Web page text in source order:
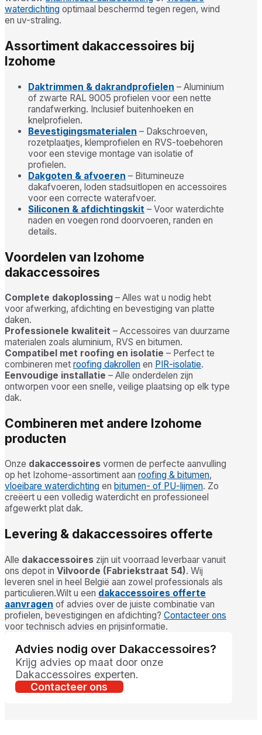
waterdichting optimaal beschermd tegen regen, wind
en uv-straling.
Assortiment dakaccessoires bij
Izohome
Daktrimmen & dakrandprofielen – Aluminium
of zwarte RAL 9005 profielen voor een nette
randafwerking. Inclusief buitenhoeken en
knelprofielen.
Bevestigingsmaterialen – Dakschroeven,
rozetplaatjes, klemprofielen en RVS-toebehoren
voor een stevige montage van isolatie of
profielen.
Dakgoten & afvoeren – Bitumineuze
dakafvoeren, loden stadsuitlopen en accessoires
voor een correcte waterafvoer.
Siliconen & afdichtingskit – Voor waterdichte
naden en voegen rond doorvoeren, randen en
details.
Voordelen van Izohome
dakaccessoires
Complete dakoplossing – Alles wat u nodig hebt
voor afwerking, afdichting en bevestiging van platte
daken.
Professionele kwaliteit – Accessoires van duurzame
materialen zoals aluminium, RVS en bitumen.
Compatibel met roofing en isolatie – Perfect te
combineren met roofing dakrollen en PIR-isolatie.
Eenvoudige installatie – Alle onderdelen zijn
ontworpen voor een snelle, veilige plaatsing op elk type
dak.
Combineren met andere Izohome
producten
Onze dakaccessoires vormen de perfecte aanvulling
op het Izohome-assortiment aan roofing & bitumen,
vloeibare waterdichting en bitumen- of PU-lijmen. Zo
creëert u een volledig waterdicht en professioneel
afgewerkt plat dak.
Levering & dakaccessoires offerte
Alle dakaccessoires zijn uit voorraad leverbaar vanuit
ons depot in Vilvoorde (Fabriekstraat 54). Wij
leveren snel in heel België aan zowel professionals als
particulieren.Wilt u een dakaccessoires offerte
aanvragen of advies over de juiste combinatie van
profielen, bevestigingen en afdichting? Contacteer ons
voor technisch advies en prijsinformatie.
Advies nodig over Dakaccessoires?
Krijg advies op maat door onze
Dakaccessoires experten.
Contacteer ons